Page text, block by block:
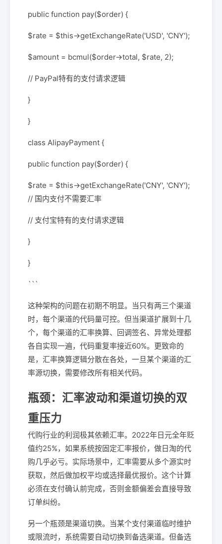
public function pay($order) {
$rate = $this->getExchangeRate('USD', 'CNY');
$amount = bcmul($order->total, $rate, 2);
// PayPal特有的支付请求逻辑
}
}
class AlipayPayment {
public function pay($order) {
$rate = $this->getExchangeRate('CNY', 'CNY');
// 国内支付不需要汇率
// 支付宝特有的支付请求逻辑
}
}
```
这种架构的问题在初期不明显。当只有两三个渠道
时，每个渠道的代码量可控。但当渠道扩展到十几
个，每个渠道的汇率换算、回调签名、异常处理都
各自实现一遍，代码重复率接近60%。更致命的
是，汇率换算逻辑分散在各处，一旦某个渠道的汇
率源切换，需要修改所有相关代码。
瓶颈：汇率波动和渠道切换的双
重压力
代购行业的利润极其依赖汇率。2022年日元全年贬
值约25%，如果系统按固定汇率报价，做日淘的代
购几乎必亏。实际场景中，汇率需要从多个源实时
获取，然后做加权平均或选择最优报价。这个计算
必须在支付确认前完成，否则金额偏差会直接导致
订单纠纷。
另一个瓶颈是渠道切换。当某个支付渠道临时维护
或限流时，系统需要自动切换到备选渠道。但备选